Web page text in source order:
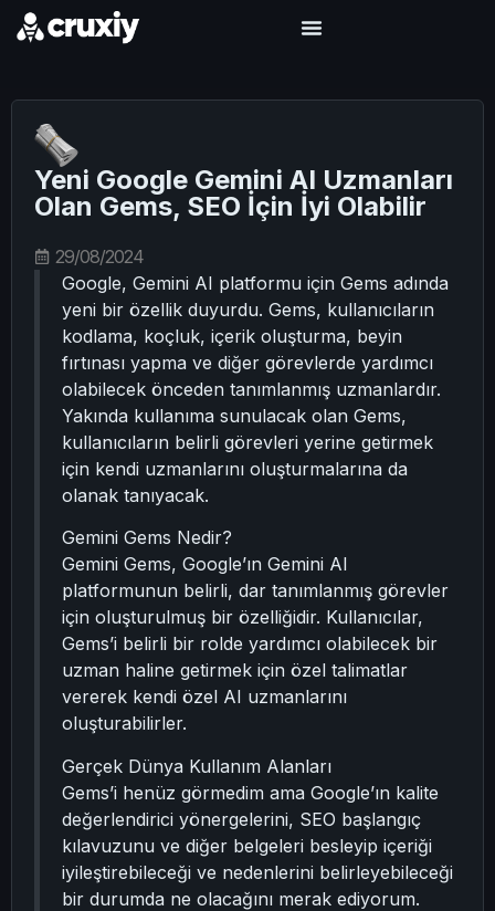
Yeni Google Gemini AI Uzmanları
Olan Gems, SEO İçin İyi Olabilir
29/08/2024
Google, Gemini AI platformu için Gems adında
yeni bir özellik duyurdu. Gems, kullanıcıların
kodlama, koçluk, içerik oluşturma, beyin
fırtınası yapma ve diğer görevlerde yardımcı
olabilecek önceden tanımlanmış uzmanlardır.
Yakında kullanıma sunulacak olan Gems,
kullanıcıların belirli görevleri yerine getirmek
için kendi uzmanlarını oluşturmalarına da
olanak tanıyacak.
Gemini Gems Nedir?
Gemini Gems, Google’ın Gemini AI
platformunun belirli, dar tanımlanmış görevler
için oluşturulmuş bir özelliğidir. Kullanıcılar,
Gems’i belirli bir rolde yardımcı olabilecek bir
uzman haline getirmek için özel talimatlar
vererek kendi özel AI uzmanlarını
oluşturabilirler.
Gerçek Dünya Kullanım Alanları
Gems’i henüz görmedim ama Google’ın kalite
değerlendirici yönergelerini, SEO başlangıç
kılavuzunu ve diğer belgeleri besleyip içeriği
iyileştirebileceği ve nedenlerini belirleyebileceği
bir durumda ne olacağını merak ediyorum.